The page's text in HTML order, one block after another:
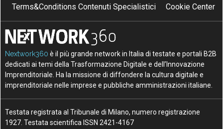
Terms&Conditions Contenuti Specialistici
Cookie Center
Nextwork360 è il più grande network in Italia di testate e portali B2B
dedicati ai temi della Trasformazione Digitale e dell’Innovazione
Imprenditoriale. Ha la missione di diffondere la cultura digitale e
imprenditoriale nelle imprese e pubbliche amministrazioni italiane.
Testata registrata al Tribunale di Milano, numero registrazione
1927. Testata scientifica ISSN 2421-4167